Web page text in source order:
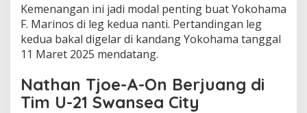
Kemenangan ini jadi modal penting buat Yokohama
F. Marinos di leg kedua nanti. Pertandingan leg
kedua bakal digelar di kandang Yokohama tanggal
11 Maret 2025 mendatang.
Nathan Tjoe-A-On Berjuang di
Tim U-21 Swansea City